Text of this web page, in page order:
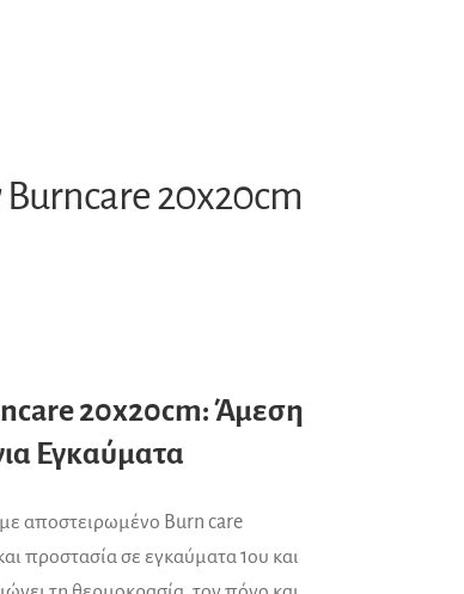
Burncare 20x20cm
20x20cm: Άμεση
Εγκαύματα
αποστειρωμένο Burn care
προστασία σε εγκαύματα 1ου και